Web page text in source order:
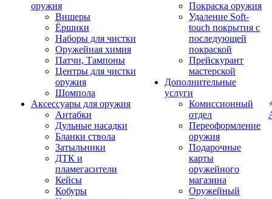
оружия
Вишеры
Ёршики
Наборы для чистки
Оружейная химия
Патчи, Тампоны
Центры для чистки
оружия
Шомпола
Аксессуары для оружия
Антабки
Дульные насадки
Бланки ствола
Затыльники
ДТК и
пламегасители
Кейсы
Кобуры
Покраска оружия
Удаление Soft-
touch покрытия с
последующей
покраской
Прейскурант
мастерской
Дополнительные
услуги
Комиссионный
отдел
Переоформление
оружия
Подарочные
карты
оружейного
магазина
Оружейный